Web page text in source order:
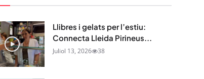
Llibres i gelats per l’estiu:
Connecta Lleida Pirineus...
Juliol 13, 2026 38